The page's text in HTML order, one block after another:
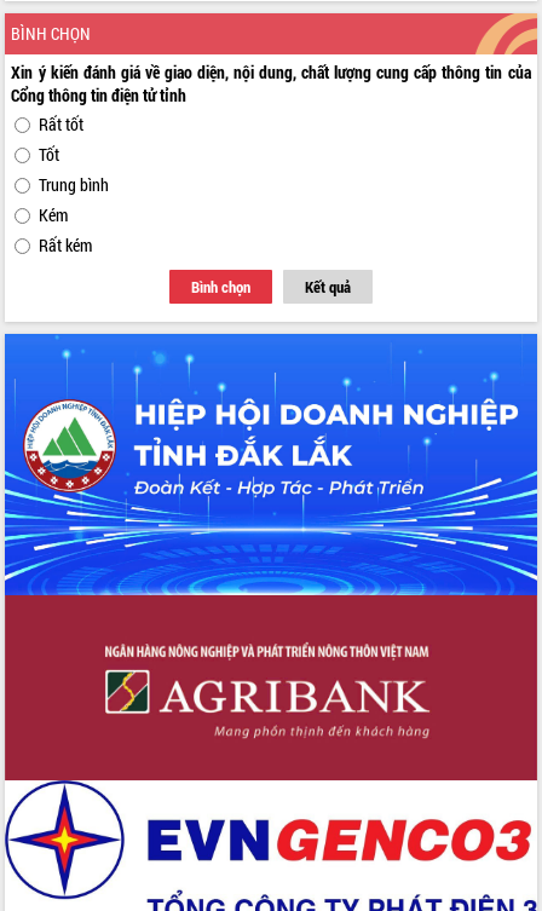
BÌNH CHỌN
Xin ý kiến đánh giá về giao diện, nội dung, chất lượng cung cấp thông tin của
Cổng thông tin điện tử tỉnh
Rất tốt
Tốt
Trung bình
Kém
Rất kém
Bình chọn Kết quả